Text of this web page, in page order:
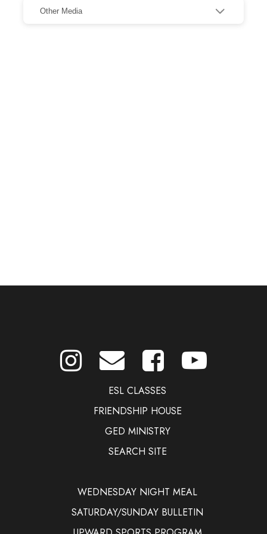
ESL CLASSES
FRIENDSHIP HOUSE
GED MINISTRY
SEARCH SITE
WEDNESDAY NIGHT MEAL
SATURDAY/SUNDAY BULLETIN